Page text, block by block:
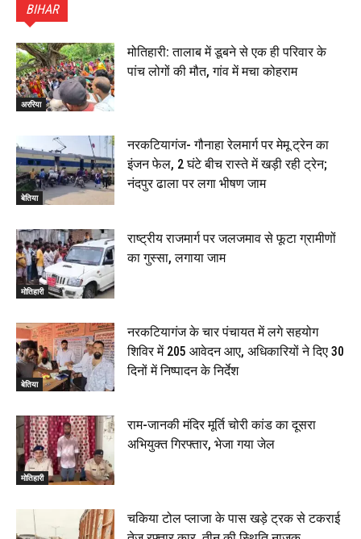
का भव्य पथ संचलन, 5 July 2026
00:22
बेतिया : मझौलिया में 1.24 क्विंटल गांजा के साथ बोलेरो ज़ब्त, दो
तस्कर गिरफ्तार, 4 July 2026
00:39
00:33
रक्सौल : सुरक्षा जॉंच को सोना-चांदी दुकानों का एसडीपीओ और
थानाध्यक्ष ने किया निरीक्षण, 19 June 2026
बेतिया में सगे भाई ने मां के साथ मिलकर की भाई की हत्या, शव
जलाया, दोनों गिरफ्तार, 14 June 2026
00:12
मोतिहारी। NDA सरकार, 12 साल विश्वास के, मीडिया संवाद में
सांसद रधामोहन सिंह, 13 June 2026
02:19
BIHAR
अररिया
मोतिहारी: तालाब में डूबने से एक ही परिवार के
पांच लोगों की मौत, गांव में मचा कोहराम
बेतिया
नरकटियागंज- गौनाहा रेलमार्ग पर मेमू ट्रेन का
इंजन फेल, 2 घंटे बीच रास्ते में खड़ी रही ट्रेन;
नंदपुर ढाला पर लगा भीषण जाम
मोतिहारी
राष्ट्रीय राजमार्ग पर जलजमाव से फूटा ग्रामीणों
का गुस्सा, लगाया जाम
बेतिया
नरकटियागंज के चार पंचायत में लगे सहयोग
शिविर में 205 आवेदन आए, अधिकारियों ने दिए 30
दिनों में निष्पादन के निर्देश
मोतिहारी
राम-जानकी मंदिर मूर्ति चोरी कांड का दूसरा
अभियुक्त गिरफ्तार, भेजा गया जेल
चकिया टोल प्लाजा के पास खड़े ट्रक से टकराई